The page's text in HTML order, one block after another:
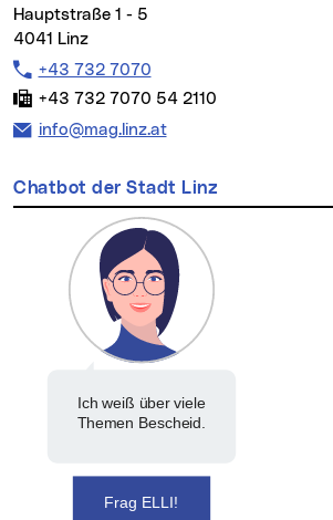
Hauptstraße 1 - 5
4041 Linz
Telefon:
+43 732 7070
Fax:
+43 732 7070 54 2110
E-Mail Adresse:
info@mag.linz.at
Chatbot der Stadt Linz
Ich weiß über viele
Themen Bescheid.
Frag ELLI!